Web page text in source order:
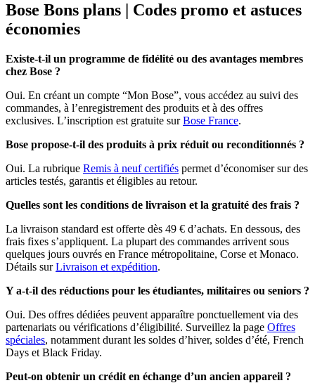
Bose Bons plans | Codes promo et astuces
économies
Existe-t-il un programme de fidélité ou des avantages membres
chez Bose ?
Oui. En créant un compte “Mon Bose”, vous accédez au suivi des
commandes, à l’enregistrement des produits et à des offres
exclusives. L’inscription est gratuite surBose France.
Bose propose-t-il des produits à prix réduit ou reconditionnés ?
Oui. La rubrique Remis à neuf certifiés permet d’économiser sur des
articles testés, garantis et éligibles au retour.
Quelles sont les conditions de livraison et la gratuité des frais ?
La livraison standard est offerte dès 49 € d’achats. En dessous, des
frais fixes s’appliquent. La plupart des commandes arrivent sous
quelques jours ouvrés en France métropolitaine, Corse et Monaco.
Détails surLivraison et expédition.
Y a-t-il des réductions pour les étudiantes, militaires ou seniors ?
Oui. Des offres dédiées peuvent apparaître ponctuellement via des
partenariats ou vérifications d’éligibilité. Surveillez la page Offres
spéciales, notamment durant les soldes d’hiver, soldes d’été, French
Days et Black Friday.
Peut-on obtenir un crédit en échange d’un ancien appareil ?